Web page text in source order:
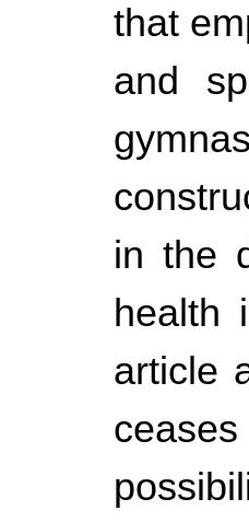
that
and
in the
health
article